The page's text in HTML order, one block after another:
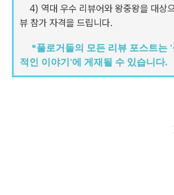
4) 역대 우수 리뷰어와 왕중왕을 대상
뷰 참가 자격을 드립니다.
*풀로거들의 모든 리뷰 포스트는
적인 이야기'에 게재될 수 있습니다.